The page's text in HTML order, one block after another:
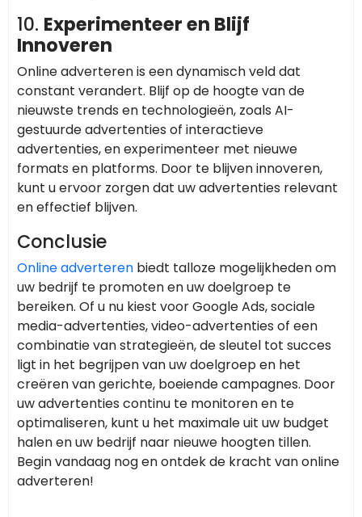
10. Experimenteer en Blijf
Innoveren
Online adverteren is een dynamisch veld dat
constant verandert. Blijf op de hoogte van de
nieuwste trends en technologieën, zoals AI-
gestuurde advertenties of interactieve
advertenties, en experimenteer met nieuwe
formats en platforms. Door te blijven innoveren,
kunt u ervoor zorgen dat uw advertenties relevant
en effectief blijven.
Conclusie
Online adverteren biedt talloze mogelijkheden om
uw bedrijf te promoten en uw doelgroep te
bereiken. Of u nu kiest voor Google Ads, sociale
media-advertenties, video-advertenties of een
combinatie van strategieën, de sleutel tot succes
ligt in het begrijpen van uw doelgroep en het
creëren van gerichte, boeiende campagnes. Door
uw advertenties continu te monitoren en te
optimaliseren, kunt u het maximale uit uw budget
halen en uw bedrijf naar nieuwe hoogten tillen.
Begin vandaag nog en ontdek de kracht van online
adverteren!